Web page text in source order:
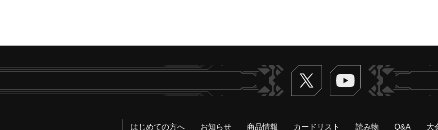
Twitter ヴァンガードch
はじめての方へ お知らせ 商品情報 カードリスト 読み物 Q&A
大